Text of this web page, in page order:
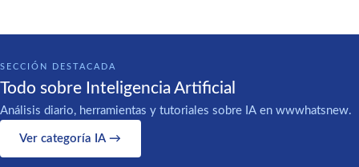
SECCIÓN DESTACADA
Todo sobre Inteligencia Artificial
Análisis diario, herramientas y tutoriales sobre IA en wwwhatsnew.
Ver categoría IA →